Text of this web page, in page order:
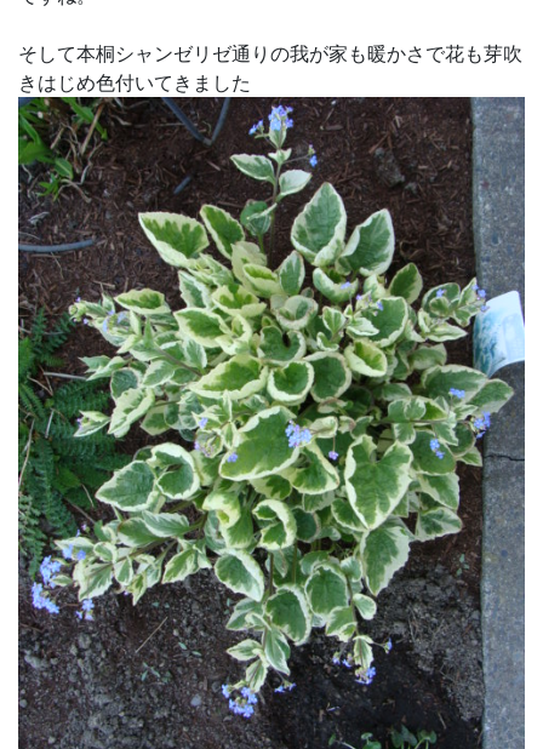
そして本桐シャンゼリゼ通りの我が家も暖かさで花も芽吹
きはじめ色付いてきました